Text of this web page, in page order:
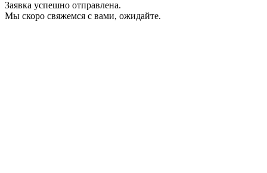
Заявка успешно отправлена.
Мы скоро свяжемся с вами, ожидайте.